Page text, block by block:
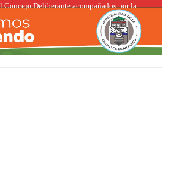
Deliberante acompañados por la...